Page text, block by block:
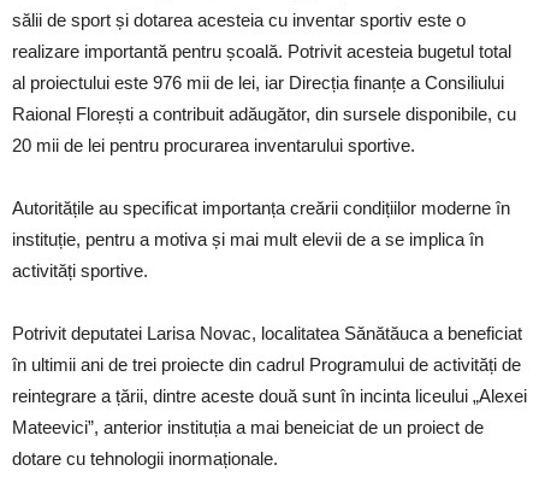
sălii de sport și dotarea acesteia cu inventar sportiv este o
realizare importantă pentru școală. Potrivit acesteia bugetul total
al proiectului este 976 mii de lei, iar Direcția finanțe a Consiliului
Raional Florești a contribuit adăugător, din sursele disponibile, cu
20 mii de lei pentru procurarea inventarului sportive.
Autoritățile au specificat importanța creării condițiilor moderne în
instituție, pentru a motiva și mai mult elevii de a se implica în
activități sportive.
Potrivit deputatei Larisa Novac, localitatea Sănătăuca a beneficiat
în ultimii ani de trei proiecte din cadrul Programului de activități de
reintegrare a țării, dintre aceste două sunt în incinta liceului „Alexei
Mateevici”, anterior instituția a mai beneiciat de un proiect de
dotare cu tehnologii inormaționale.